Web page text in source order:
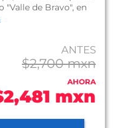
de Bravo", en
ANTES
$2,700 mxn
AHORA
mxn